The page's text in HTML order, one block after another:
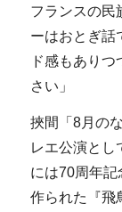
フランスの民
ーはおとぎ話
ド感もあり
さい」
挾間「8月の
レエ公演とし
には70周年記
作られた『